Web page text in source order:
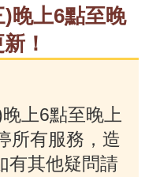
晚上6點至晚
！
上6點至晚上
所有服務，造
有其他疑問請